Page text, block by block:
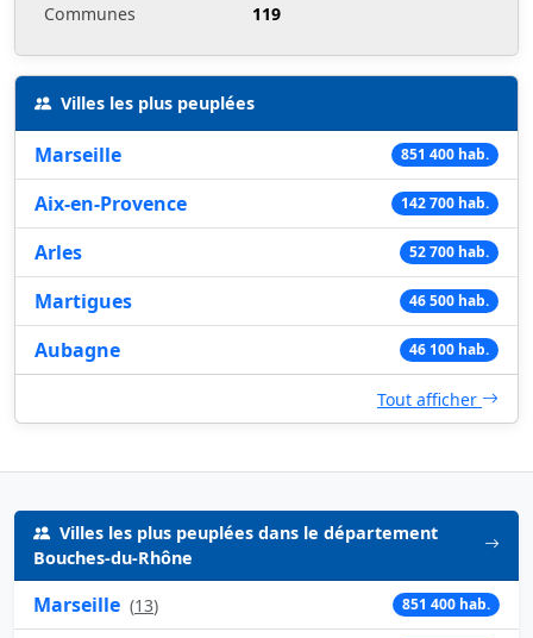
Communes
119
Villes les plus peuplées
Marseille 851 400 hab.
Aix-en-Provence 142 700 hab.
Arles 52 700 hab.
Martigues 46 500 hab.
Aubagne 46 100 hab.
Tout afficher
Villes les plus peuplées dans le département
Bouches-du-Rhône
Marseille (13) 851 400 hab.